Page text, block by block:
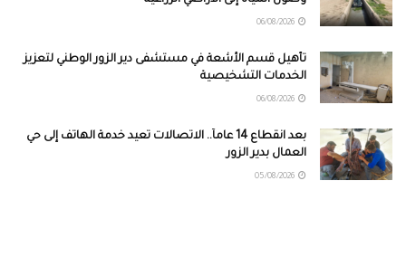
تأهيل قسم الأشعة في مستشفى دير الزور الوطني لتعزيز
الخدمات التشخيصية
بعد انقطاع 14 عاماً.. الاتصالات تعيد خدمة الهاتف إلى حي
العمال بدير الزور